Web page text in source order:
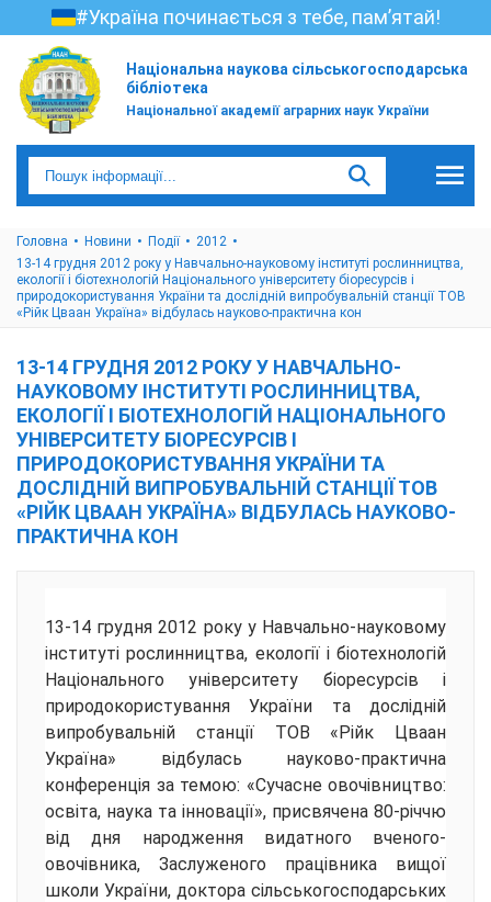
#Україна починається з тебе, пам’ятай!
Національна наукова сільськогосподарська
бібліотека
Національної академії аграрних наук України
Головна Новини Події
2012
13-14 грудня 2012 року у Навчально-науковому інституті рослинництва,
екології і біотехнологій Національного університету біоресурсів і
природокористування України та дослідній випробувальній станції ТОВ
«Рійк Цваан Україна» відбулась науково-практична кон
13-14 ГРУДНЯ 2012 РОКУ У НАВЧАЛЬНО-
НАУКОВОМУ ІНСТИТУТІ РОСЛИННИЦТВА,
ЕКОЛОГІЇ І БІОТЕХНОЛОГІЙ НАЦІОНАЛЬНОГО
УНІВЕРСИТЕТУ БІОРЕСУРСІВ І
ПРИРОДОКОРИСТУВАННЯ УКРАЇНИ ТА
ДОСЛІДНІЙ ВИПРОБУВАЛЬНІЙ СТАНЦІЇ ТОВ
«РІЙК ЦВААН УКРАЇНА» ВІДБУЛАСЬ НАУКОВО-
ПРАКТИЧНА КОН
13-14 грудня 2012 року у Навчально-науковому
інституті рослинництва, екології і біотехнологій
Національного університету біоресурсів і
природокористування України та дослідній
випробувальній станції ТОВ «Рійк Цваан
Україна» відбулась науково-практична
конференція за темою: «Сучасне овочівництво:
освіта, наука та інновації», присвячена 80-річчю
від дня народження видатного вченого-
овочівника, Заслуженого працівника вищої
школи України, доктора сільськогосподарських